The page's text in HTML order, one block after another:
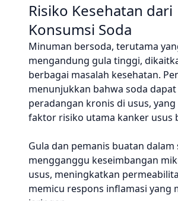
Risiko Kesehatan dari
Konsumsi Soda
Minuman bersoda, terutama
mengandung gula tinggi,
berbagai masalah kesehatan.
menunjukkan bahwa soda
peradangan kronis di usus,
faktor risiko utama kanker usus
Gula dan pemanis buatan dalam
mengganggu keseimbangan
usus, meningkatkan
memicu respons inflamasi yang